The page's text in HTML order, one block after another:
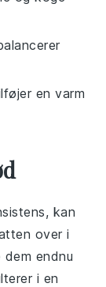
en varm
kan
over i
endnu
i en